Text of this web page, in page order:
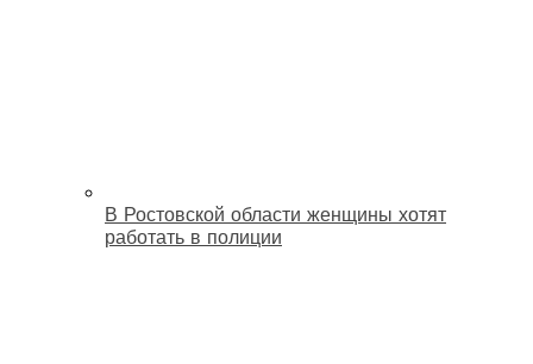
В Ростовской области женщины хотят
работать в полиции